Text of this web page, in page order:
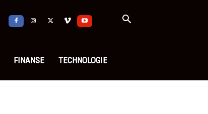
FINANSE TECHNOLOGIE